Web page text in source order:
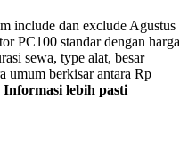
include dan exclude Agustus
PC100 standar dengan harga
sewa, type alat, besar
umum berkisar antara Rp
Informasi lebih pasti